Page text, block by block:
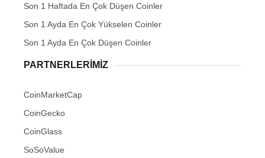
Son 1 Haftada En Çok Düşen Coinler
Son 1 Ayda En Çok Yükselen Coinler
Son 1 Ayda En Çok Düşen Coinler
PARTNERLERIMIZ
CoinMarketCap
CoinGecko
CoinGlass
SoSoValue